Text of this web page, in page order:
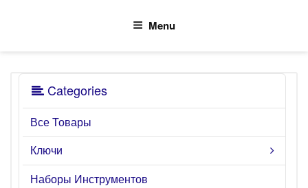
Menu
Categories
Все Товары
Ключи
Наборы Инструментов